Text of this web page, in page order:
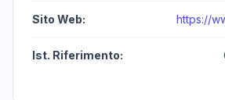
Sito Web: https://
Ist. Riferimento: